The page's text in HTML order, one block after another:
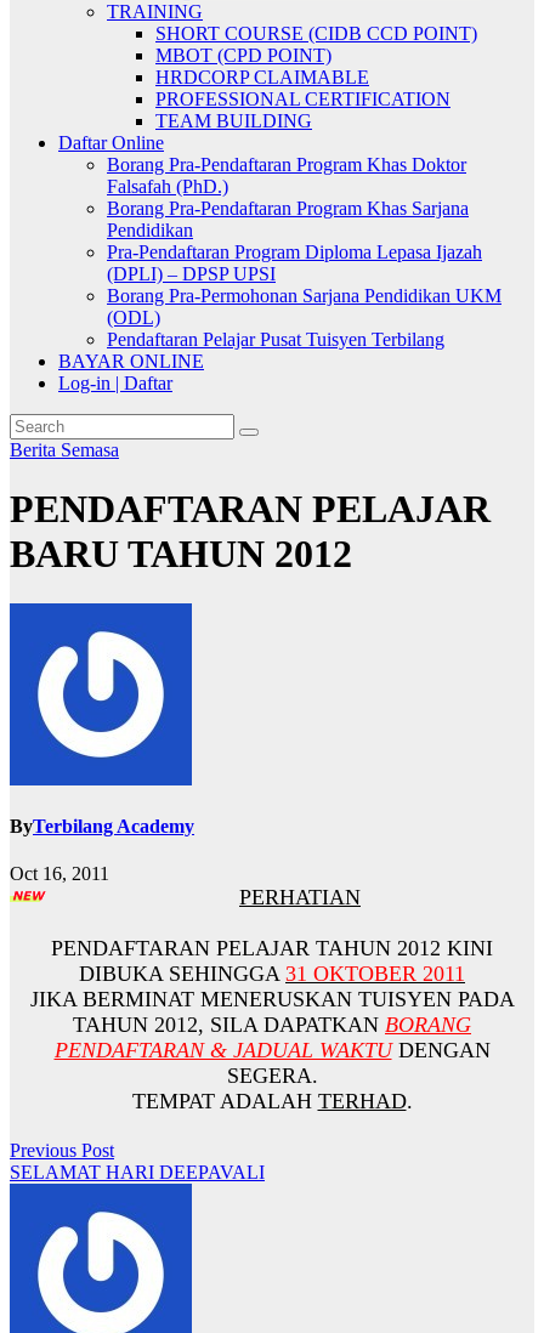
TRAINING
SHORT COURSE (CIDB CCD POINT)
MBOT (CPD POINT)
HRDCORP CLAIMABLE
PROFESSIONAL CERTIFICATION
TEAM BUILDING
Daftar Online
Borang Pra-Pendaftaran Program Khas Doktor
Falsafah (PhD.)
Borang Pra-Pendaftaran Program Khas Sarjana
Pendidikan
Pra-Pendaftaran Program Diploma Lepasa Ijazah
(DPLI) – DPSP UPSI
Borang Pra-Permohonan Sarjana Pendidikan UKM
(ODL)
Pendaftaran Pelajar Pusat Tuisyen Terbilang
BAYAR ONLINE
Log-in | Daftar
Berita Semasa
PENDAFTARAN PELAJAR
BARU TAHUN 2012
ByTerbilang Academy
Oct 16, 2011
PERHATIAN
PENDAFTARAN PELAJAR TAHUN 2012 KINI
DIBUKA SEHINGGA 31 OKTOBER 2011
JIKA BERMINAT MENERUSKAN TUISYEN PADA
TAHUN 2012, SILA DAPATKAN BORANG
PENDAFTARAN & JADUAL WAKTUDENGAN
SEGERA.
TEMPAT ADALAH TERHAD.
Post
navigation
Previous Post
SELAMAT HARI DEEPAVALI